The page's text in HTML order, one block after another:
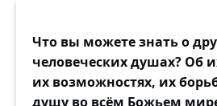
Что вы можете знать о
человеческих душах? Об
их возможностях, их
душу во всём Божьем